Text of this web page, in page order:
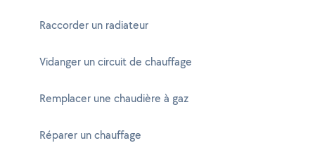
Raccorder un radiateur
Vidanger un circuit de chauffage
Remplacer une chaudière à gaz
Réparer un chauffage